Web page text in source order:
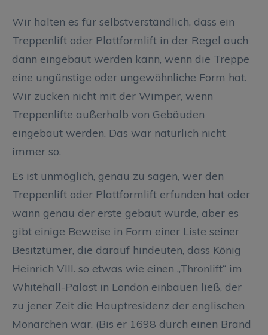
Wir halten es für selbstverständlich, dass ein
Treppenlift oder Plattformlift in der Regel auch
dann eingebaut werden kann, wenn die Treppe
eine ungünstige oder ungewöhnliche Form hat.
Wir zucken nicht mit der Wimper, wenn
Treppenlifte außerhalb von Gebäuden
eingebaut werden. Das war natürlich nicht
immer so.
Es ist unmöglich, genau zu sagen, wer den
Treppenlift oder Plattformlift erfunden hat oder
wann genau der erste gebaut wurde, aber es
gibt einige Beweise in Form einer Liste seiner
Besitztümer, die darauf hindeuten, dass König
Heinrich VIII. so etwas wie einen „Thronlift“ im
Whitehall-Palast in London einbauen ließ, der
zu jener Zeit die Hauptresidenz der englischen
Monarchen war. (Bis er 1698 durch einen Brand